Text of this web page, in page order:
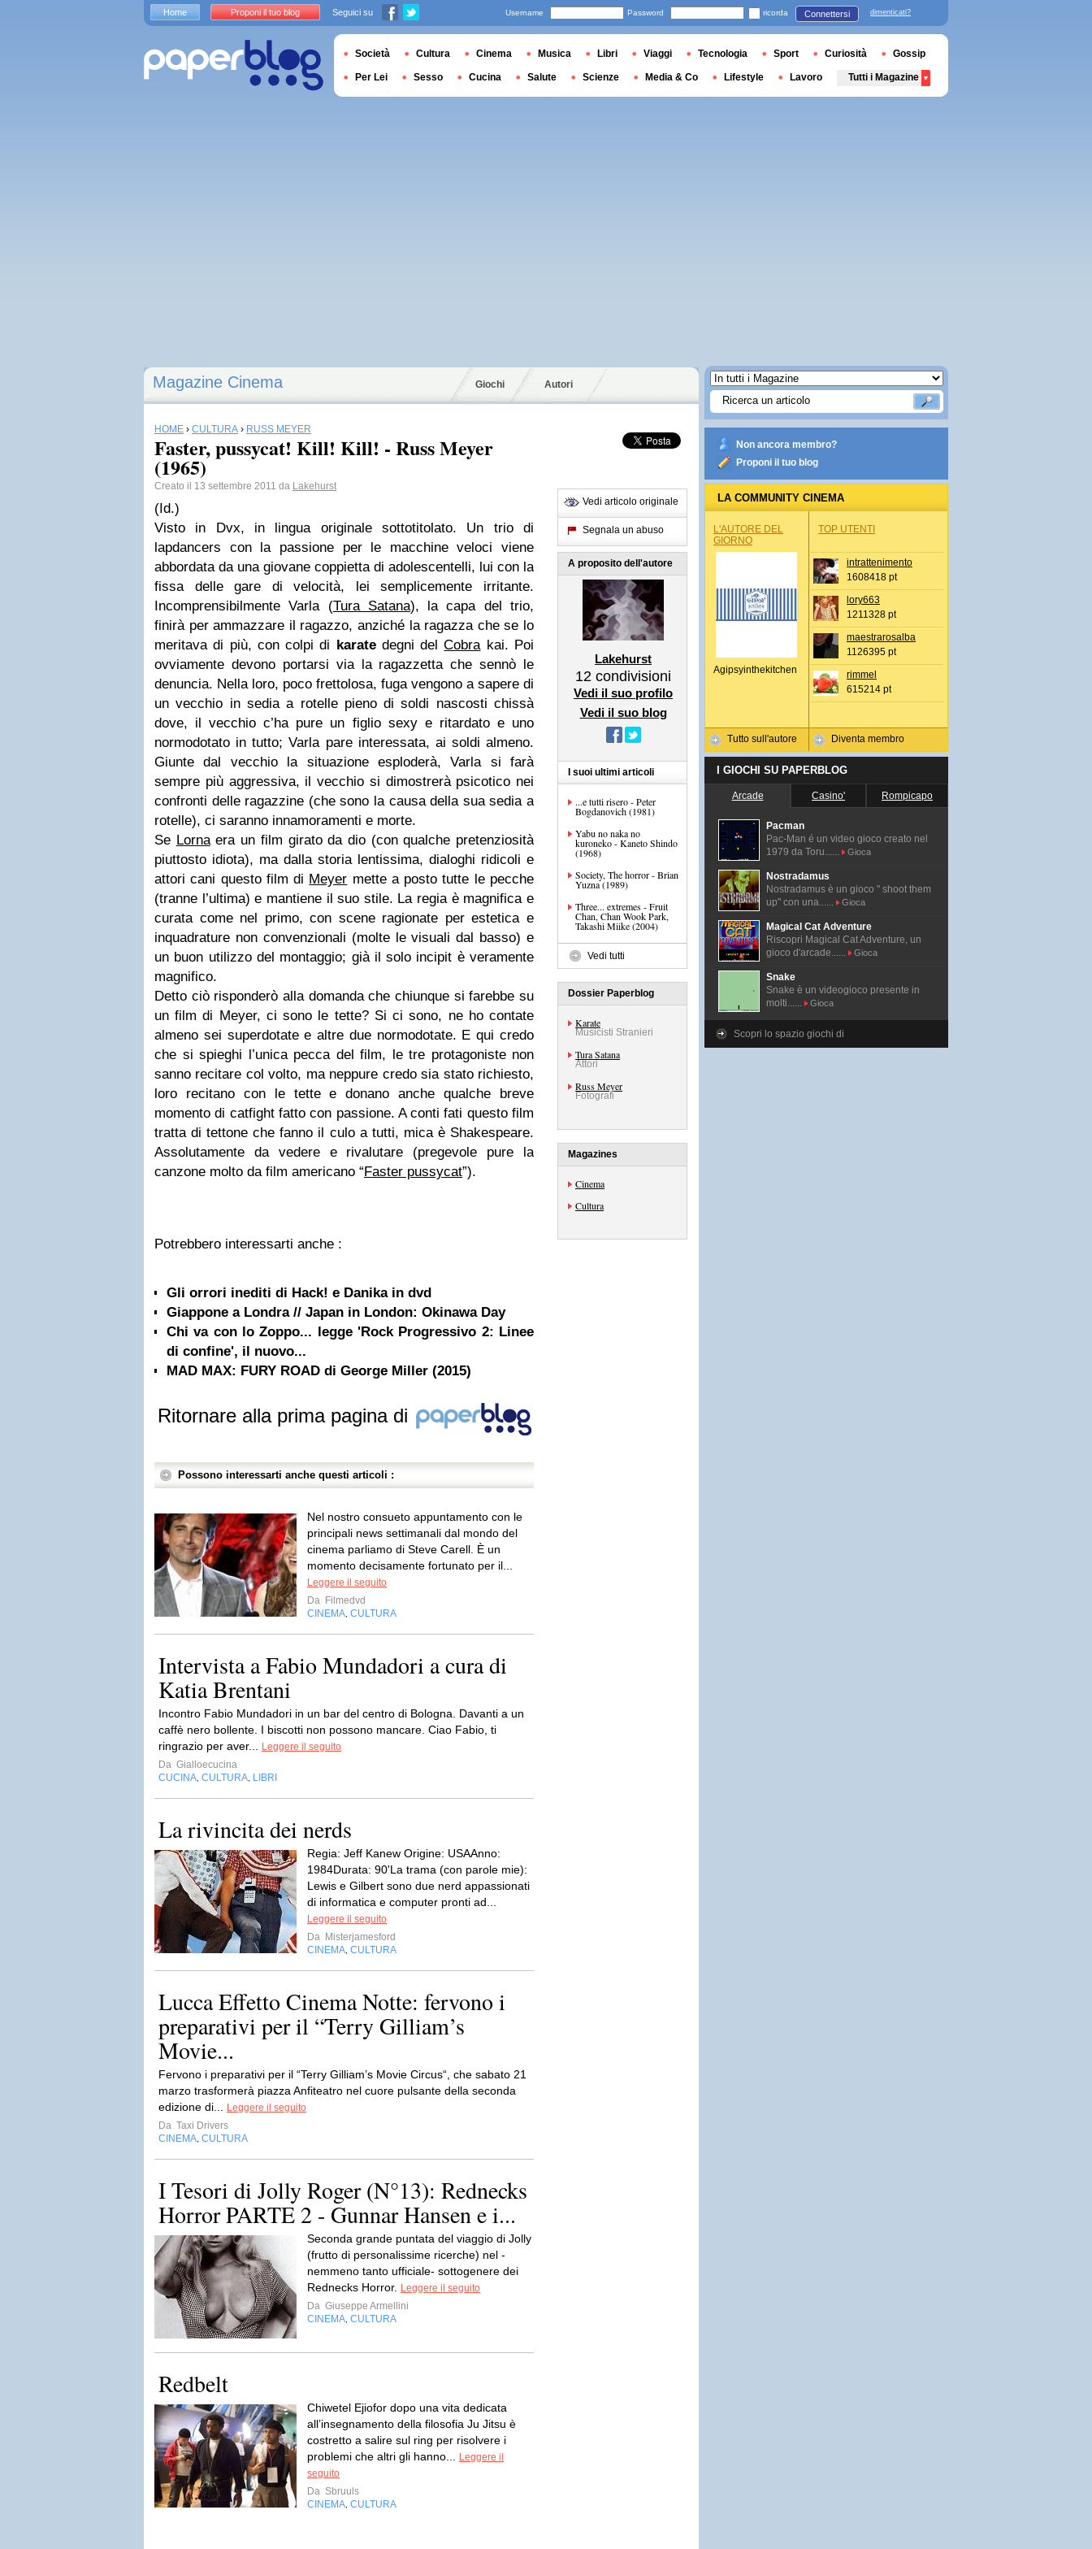
Magazine Cinema Giochi Autori
HOME › CULTURA › RUSS MEYER
Faster, pussycat! Kill! Kill! - Russ Meyer
(1965)
Creato il 13 settembre 2011 da Lakehurst
(Id.)
Visto in Dvx, in lingua originale sottotitolato. Un trio di
lapdancers con la passione per le macchine veloci viene
abbordata da una giovane coppietta di adolescentelli, lui con la
fissa delle gare di velocità, lei semplicemente irritante.
Incomprensibilmente Varla (Tura Satana), la capa del trio,
finirà per ammazzare il ragazzo, anziché la ragazza che se lo
meritava di più, con colpi di karatedegni delCobra kai. Poi
ovviamente devono portarsi via la ragazzetta che sennò le
denuncia. Nella loro, poco frettolosa, fuga vengono a sapere di
un vecchio in sedia a rotelle pieno di soldi nascosti chissà
dove, il vecchio c’ha pure un figlio sexy e ritardato e uno
normodotato in tutto; Varla pare interessata, ai soldi almeno.
Giunte dal vecchio la situazione esploderà, Varla si farà
sempre più aggressiva, il vecchio si dimostrerà psicotico nei
confronti delle ragazzine (che sono la causa della sua sedia a
rotelle), ci saranno innamoramenti e morte.
Se Lornaera un film girato da dio (con qualche pretenziosità
piuttosto idiota), ma dalla storia lentissima, dialoghi ridicoli e
attori cani questo film di Meyer mette a posto tutte le pecche
(tranne l’ultima) e mantiene il suo stile. La regia è magnifica e
curata come nel primo, con scene ragionate per estetica e
inquadrature non convenzionali (molte le visuali dal basso) e
un buon utilizzo del montaggio; già il solo incipit è veramente
magnifico.
Detto ciò risponderò alla domanda che chiunque si farebbe su
un film di Meyer, ci sono le tette? Si ci sono, ne ho contate
almeno sei superdotate e altre due normodotate. E qui credo
che si spieghi l’unica pecca del film, le tre protagoniste non
sanno recitare col volto, ma neppure credo sia stato richiesto,
loro recitano con le tette e donano anche qualche breve
momento di catfight fatto con passione. A conti fati questo film
tratta di tettone che fanno il culo a tutti, mica è Shakespeare.
Assolutamente da vedere e rivalutare (pregevole pure la
canzone molto da film americano “Faster pussycat”).
Potrebbero interessarti anche :
Gli orrori inediti di Hack! e Danika in dvd
Giappone a Londra // Japan in London: Okinawa Day
Chi va con lo Zoppo... legge 'Rock Progressivo 2: Linee
di confine', il nuovo...
MAD MAX: FURY ROAD di George Miller (2015)
Ritornare alla prima pagina di
Possono interessarti anche questi articoli :
Nel nostro consueto appuntamento con le
principali news settimanali dal mondo del
cinema parliamo di Steve Carell. È un
momento decisamente fortunato per il...
Leggere il seguito
Da Filmedvd
CINEMA CULTURA
Intervista a Fabio Mundadori a cura di
Katia Brentani
Incontro Fabio Mundadori in un bar del centro di Bologna. Davanti a un
caffè nero bollente. I biscotti non possono mancare. Ciao Fabio, ti
ringrazio per aver...
Leggere il seguito
Da Gialloecucina
CUCINA CULTURA LIBRI
La rivincita dei nerds
Regia: Jeff Kanew Origine: USAAnno:
1984Durata: 90'La trama (con parole mie):
Lewis e Gilbert sono due nerd appassionati
di informatica e computer pronti ad...
Leggere il seguito
Da Misterjamesford
CINEMA CULTURA
Lucca Effetto Cinema Notte: fervono i
preparativi per il “Terry Gilliam’s
Movie...
Fervono i preparativi per il “Terry Gilliam’s Movie Circus“, che sabato 21
marzo trasformerà piazza Anfiteatro nel cuore pulsante della seconda
edizione di...
Leggere il seguito
Da Taxi Drivers
CINEMA CULTURA
I Tesori di Jolly Roger (N°13): Rednecks
Horror PARTE 2 - Gunnar Hansen e i...
Seconda grande puntata del viaggio di Jolly
(frutto di personalissime ricerche) nel -
nemmeno tanto ufficiale- sottogenere dei
Rednecks Horror.
Leggere il seguito
Da Giuseppe Armellini
CINEMA CULTURA
Redbelt
Chiwetel Ejiofor dopo una vita dedicata
all’insegnamento della filosofia Ju Jitsu è
costretto a salire sul ring per risolvere i
problemi che altri gli hanno...
Leggere il
seguito
Da Sbruuls
CINEMA CULTURA
Vedi articolo originale
Segnala un abuso
A proposito dell'autore
Lakehurst
12 condivisioni
Vedi il suo profilo
Vedi il suo blog
I suoi ultimi articoli
...e tutti risero - Peter
Bogdanovich (1981)
Yabu no naka no
kuroneko - Kaneto Shindo
(1968)
Society, The horror - Brian
Yuzna (1989)
Three... extremes - Fruit
Chan, Chan Wook Park,
Takashi Miike (2004)
Vedi tutti
Dossier Paperblog
Karate
Musicisti Stranieri
Tura Satana
Attori
Russ Meyer
Fotografi
Magazines
Cinema
Cultura
Non ancora membro?
Proponi il tuo blog
LA COMMUNITY CINEMA
L'AUTORE DEL
GIORNO
Agipsyinthekitchen
Tutto sull'autore
TOP UTENTI
intrattenimento
1608418 pt
lory663
1211328 pt
maestrarosalba
1126395 pt
rimmel
615214 pt
Diventa membro
I GIOCHI SU PAPERBLOG
Arcade Casino' Rompicapo
Pacman
Pac-Man é un video gioco creato nel
1979 da Toru......
Gioca
Nostradamus
Nostradamus è un gioco " shoot them
up" con una......
Gioca
Magical Cat Adventure
Riscopri Magical Cat Adventure, un
gioco d'arcade......
Gioca
Snake
Snake è un videogioco presente in
molti......
Gioca
Scopri lo spazio giochi di
Home Proponi il tuo blog Seguici su Username Password ricorda Connettersi dimenticati?
Società Cultura Cinema Musica Libri Viaggi Tecnologia Sport Curiosità Gossip
Per Lei Sesso Cucina Salute Scienze Media & Co Lifestyle Lavoro Tutti i Magazine